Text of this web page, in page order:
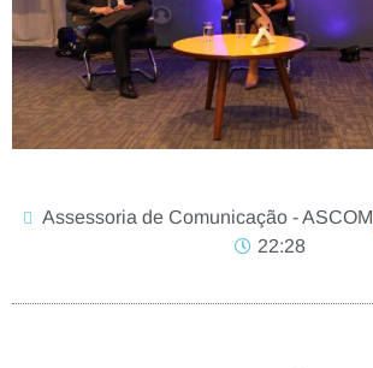
Assessoria de Comunicação - ASCOM
22:28